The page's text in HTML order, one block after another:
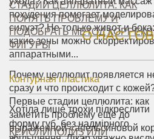
похудения помогает
силуэт? Не только живот и бока:
какие зоны можно
аппаратными...
СТАДИИ ЦЕЛЛЮЛИТА: КАК
ПОНЯТЬ ПРОБЛЕМУ И
ПОДОБРАТЬ МЕТОД
ФИГУРЫ
Почему целлюлит появляется
сразу и что происходит с
Первые стадии целлюлита: как
заметить проблему еще до
выраженной «апельсиновой
КРИОЛИПОЛИЗ ИЛИ
О НАС
Контурная пластика
Хотіла лише трохи підкреслити
форму губ, без надмірного